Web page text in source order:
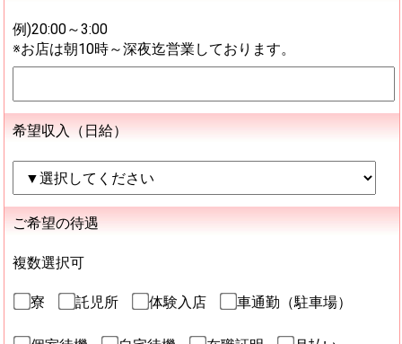
例)20:00～3:00
※お店は朝10時～深夜迄営業しております。
希望収入（日給）
ご希望の待遇
複数選択可
寮 託児所 体験入店 車通勤（駐車場）